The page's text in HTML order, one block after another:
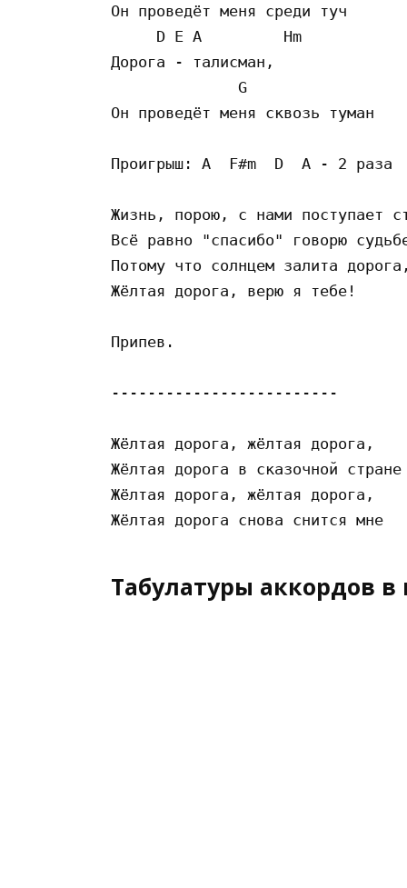
Он проведёт меня среди туч
     D E A         Hm
Дорога - талисман,
G
Он проведёт меня сквозь туман
Проигрыш: A  F#m  D  A - 2 раза
Жизнь, порою, с нами поступает
Всё равно "спасибо" говорю
Потому что солнцем залита
Жёлтая дорога, верю я тебе!
Припев.
-------------------------
Жёлтая дорога, жёлтая дорога,
Жёлтая дорога в сказочной стране
Жёлтая дорога, жёлтая дорога,
Табулатуры аккордов в